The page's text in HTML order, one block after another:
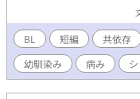
BL 短編 共依存
幼馴染み
病み